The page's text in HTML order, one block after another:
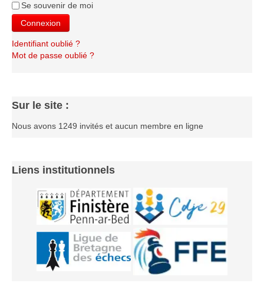
Les tournois de saison
Le Challenge Blitz
Le Challenge 2014-2015
Le Challenge 2011-2012
Les équipes Jeunes
Les championnats individuels
Les tournois
Les scolaires
Les stages
Se souvenir de moi
Connexion
Identifiant oublié ?
Mot de passe oublié ?
Sur le site :
Nous avons 1249 invités et aucun membre en ligne
Liens institutionnels